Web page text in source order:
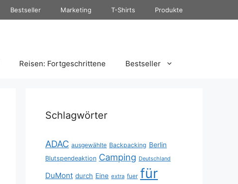
Bestseller Marketing T-Shirts Produkte
Reisen: Fortgeschrittene Bestseller
Schlagwörter
ADAC ausgewählte Backpacking Berlin
Blutspendeaktion Camping Deutschland
DuMont durch Eine extra fuer für